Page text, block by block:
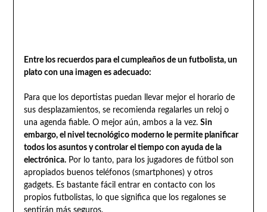
Entre los recuerdos para el cumpleaños de un futbolista, un
plato con una imagen es adecuado:
Para que los deportistas puedan llevar mejor el horario de
sus desplazamientos, se recomienda regalarles un reloj o
una agenda fiable. O mejor aún, ambos a la vez. Sin
embargo, el nivel tecnológico moderno le permite planificar
todos los asuntos y controlar el tiempo con ayuda de la
electrónica.Por lo tanto, para los jugadores de fútbol son
apropiados buenos teléfonos (smartphones) y otros
gadgets. Es bastante fácil entrar en contacto con los
propios futbolistas, lo que significa que los regalones se
sentirán más seguros.